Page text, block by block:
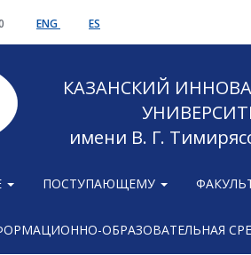
ENG ES
КАЗАНСКИЙ
имени В. Г.
ПОСТУПАЮЩЕМУ
ОБРАЗОВАТЕЛЬНАЯ